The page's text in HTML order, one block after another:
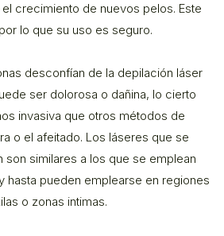
crecimiento de nuevos pelos. Este
lo que su uso es seguro.
desconfían de la depilación láser
ser dolorosa o dañina, lo cierto
invasiva que otros métodos de
o el afeitado. Los láseres que se
son similares a los que se emplean
hasta pueden emplearse en regiones
o zonas intimas.